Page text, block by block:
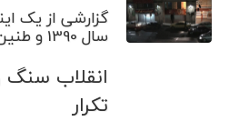
گزارشی از یک
سال 1390 و طنین آن در قیام ژینا
انقلاب سنگ
تکرار